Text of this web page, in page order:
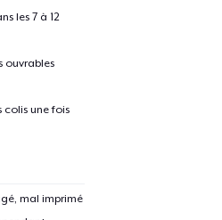
les 7 à 12
ouvrables
colis une fois
mal imprimé